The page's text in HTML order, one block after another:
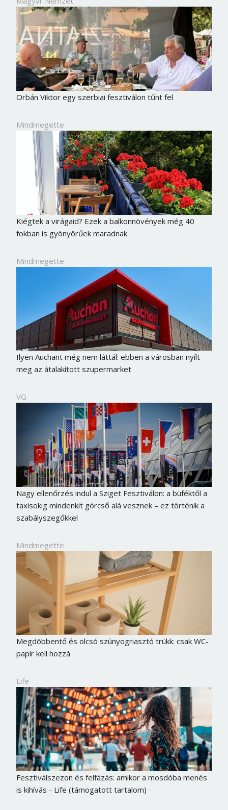
Orbán Viktor egy szerbiai fesztiválon tűnt fel
Mindmegette
Kiégtek a virágaid? Ezek a balkonnövények még 40
fokban is gyönyörűek maradnak
Mindmegette
Ilyen Auchant még nem láttál: ebben a városban nyílt
meg az átalakított szupermarket
VG
Nagy ellenőrzés indul a Sziget Fesztiválon: a büféktől a
taxisokig mindenkit górcső alá vesznek – ez történik a
szabályszegőkkel
Mindmegette
Megdöbbentő és olcsó szúnyogriasztó trükk: csak WC-
papír kell hozzá
Life
Fesztiválszezon és felfázás: amikor a mosdóba menés
is kihívás - Life (támogatott tartalom)